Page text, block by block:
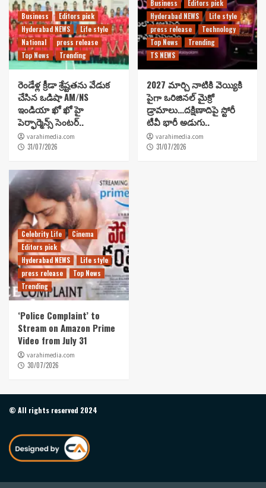
Business
Editors pick
Hyderabad NEWS
Life style
National
press release
Top News
Trending
రెండేళ్ల క్రీడా శ్రేష్టతను వేడుక
చేసిన ఒడిషా AM/NS
ఇండియా ఖో ఖో హై
పెర్ఫార్మెన్స్ సెంటర్..
varahimedia.com
31/07/2026
Business
Editors pick
Hyderabad NEWS
Life style
press release
Technology
Top News
Trending
TS NEWS
2027 మార్చి నాటికి వెయ్యికి
పైగా ఒరిజినల్ మైక్రో
డ్రామాలు…దక్షిణాదిపై స్టోరీ
టీవీ భారీ అడుగు..
varahimedia.com
31/07/2026
Celebrity Life
Cinema
Editors pick
Hyderabad NEWS
Life style
press release
Top News
Trending
‘Police Complaint’ to
Stream on Amazon Prime
Video from July 31
varahimedia.com
30/07/2026
© All rights reserved 2024